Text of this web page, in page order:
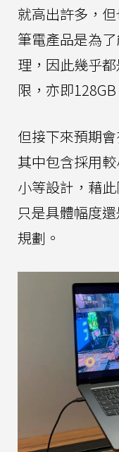
就高出許多，
筆電產品是為
理，因此幾乎
限，亦即128GB
但接下來預期
其中包含採用
小等設計，藉此
只是具體幅度
規劃。